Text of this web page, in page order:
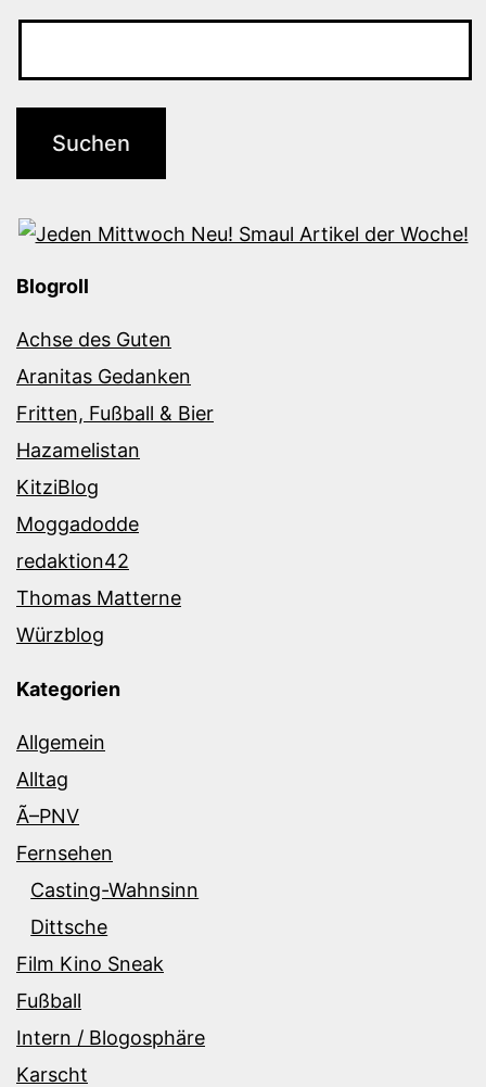
Blogroll
Achse des Guten
Aranitas Gedanken
Fritten, Fußball & Bier
Hazamelistan
KitziBlog
Moggadodde
redaktion42
Thomas Matterne
Würzblog
Kategorien
Allgemein
Alltag
Ã–PNV
Fernsehen
Casting-Wahnsinn
Dittsche
Film Kino Sneak
Fußball
Intern / Blogosphäre
Karscht